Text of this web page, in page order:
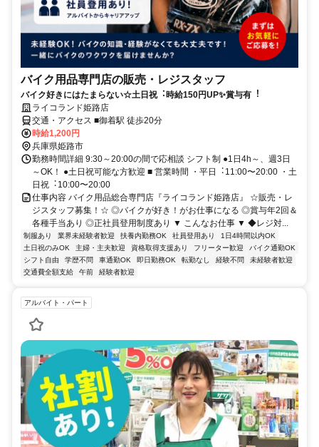
バイク用品専門店の販売・レジスタッフ
バイク好きにはたまらない☆⼟⽇祝︓時給150円UP✨賞与有︕
ライコランド姫路店
交通・アクセス ■御着駅 徒歩20分
時給1,200円
兵庫県姫路市
勤務時間詳細 9:30～20:00の間で応相談 シフト制 ●1日4h～、週3日
～OK！ ●土日祝可能な方歓迎 ■ 営業時間 ・平⽇︓11:00〜20:00 ・⼟
⽇祝︓10:00〜20:00
仕事内容 バイク用品総合専門店『ライコランド姫路店』 ☆販売・レ
ジスタッフ募集！☆ ◎バイクが好き！がお仕事になる ◎賞与年2回＆
各種手当あり ◎正社員登用制度あり ▼ こんなお仕事 ▼ ◆レジ対...
制服あり 業界未経験者歓迎 扶養内勤務OK 社員登用あり
1日4時間以内OK
土日祝のみOK
主婦・主夫歓迎 資格取得支援あり フリーター歓迎
バイク通勤OK
シフト自由
学歴不問 車通勤OK 即日勤務OK 転勤なし 経験不問
未経験者歓迎
交通費全額支給
午前 経験者歓迎
アルバイト・パート